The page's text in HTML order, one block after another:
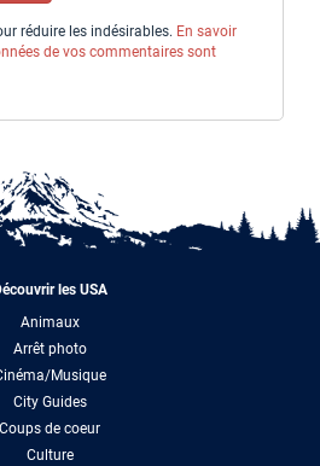
réduire les indésirables. En savoir
de vos commentaires sont
les USA
Animaux
Arrêt photo
Musique
City Guides
Coups de coeur
Culture